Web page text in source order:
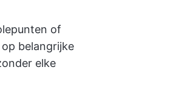
of
belangrijke
elke